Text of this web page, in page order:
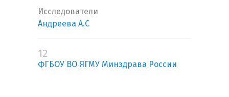
Исследователи
Андреева А.С
12
ФГБОУ ВО ЯГМУ Минздрава России